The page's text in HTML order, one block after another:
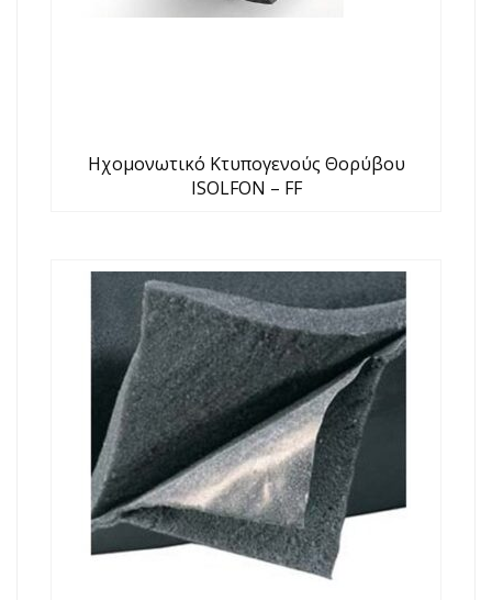
Ηχομονωτικό Κτυπογενούς Θορύβου
ISOLFON – FF